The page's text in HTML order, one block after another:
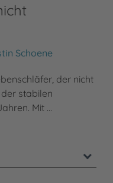
Schoene
der nicht
stabilen
Mit …